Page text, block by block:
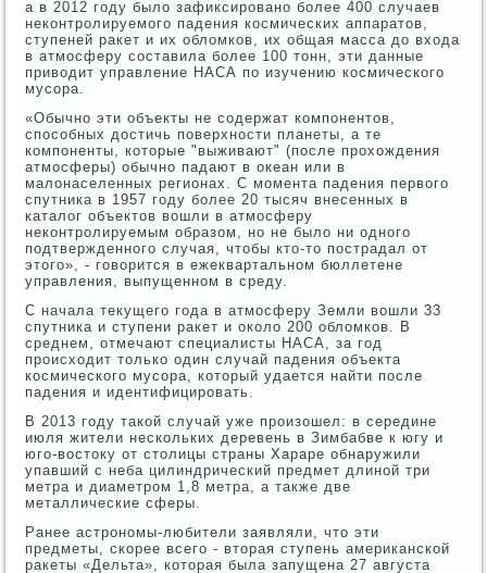
а в 2012 году было зафиксировано более 400 случаев
неконтролируемого падения космических аппаратов,
ступеней ракет и их обломков, их общая масса до входа
в атмосферу составила более 100 тонн, эти данные
приводит управление НАСА по изучению космического
мусора.
«Обычно эти объекты не содержат компонентов,
способных достичь поверхности планеты, а те
компоненты, которые "выживают" (после прохождения
атмосферы) обычно падают в океан или в
малонаселенных регионах. С момента падения первого
спутника в 1957 году более 20 тысяч внесенных в
каталог объектов вошли в атмосферу
неконтролируемым образом, но не было ни одного
подтвержденного случая, чтобы кто-то пострадал от
этого», - говорится в ежеквартальном бюллетене
управления, выпущенном в среду.
С начала текущего года в атмосферу Земли вошли 33
спутника и ступени ракет и около 200 обломков. В
среднем, отмечают специалисты НАСА, за год
происходит только один случай падения объекта
космического мусора, который удается найти после
падения и идентифицировать.
В 2013 году такой случай уже произошел: в середине
июля жители нескольких деревень в Зимбабве к югу и
юго-востоку от столицы страны Хараре обнаружили
упавший с неба цилиндрический предмет длиной три
метра и диаметром 1,8 метра, а также две
металлические сферы.
Ранее астрономы-любители заявляли, что эти
предметы, скорее всего - вторая ступень американской
ракеты «Дельта», которая была запущена 27 августа